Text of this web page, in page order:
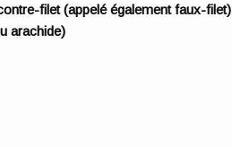
filet (appelé également faux-filet)
arachide)